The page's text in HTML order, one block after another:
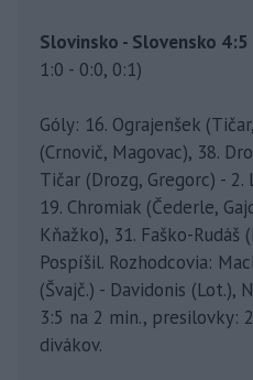
Slovinsko - Slovensko
1:0 - 0:0, 0:1)
Góly: 16. Ograjenšek
(Crnovič, Magovac), 38.
Tičar (Drozg, Gregorc) - 2.
19. Chromiak (Čederle,
Kňažko), 31. Faško-Rudáš
Pospíšil. Rozhodcovia:
(Švajč.) - Davidonis (Lot.),
3:5 na 2 min., presilovky:
divákov.